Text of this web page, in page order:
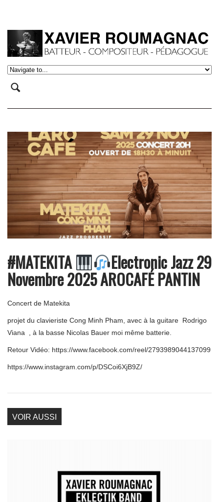
#MATEKITA Electronic Jazz 29
Novembre 2025 AROCAFÉ PANTIN
Concert de Matekita
projet du clavieriste Cong Minh Pham, avec à la guitare Rodrigo
Viana , à la basse Nicolas Bauer moi même batterie.
Retour Vidéo: https://www.facebook.com/reel/2793989044137099
https://www.instagram.com/p/DSCoi6XjB9Z/
VOIR AUSSI